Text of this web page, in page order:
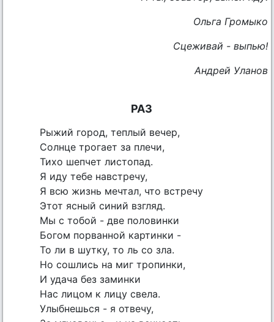
Ольга Громыко
Сцеживай - выпью!
Андрей Уланов
РАЗ
Рыжий город, теплый вечер,
Солнце трогает за плечи,
Тихо шепчет листопад.
Я иду тебе навстречу,
Я всю жизнь мечтал, что встречу
Этот ясный синий взгляд.
Мы с тобой - две половинки
Богом порванной картинки -
То ли в шутку, то ль со зла.
Но сошлись на миг тропинки,
И удача без заминки
Нас лицом к лицу свела.
Улыбнешься - я отвечу,